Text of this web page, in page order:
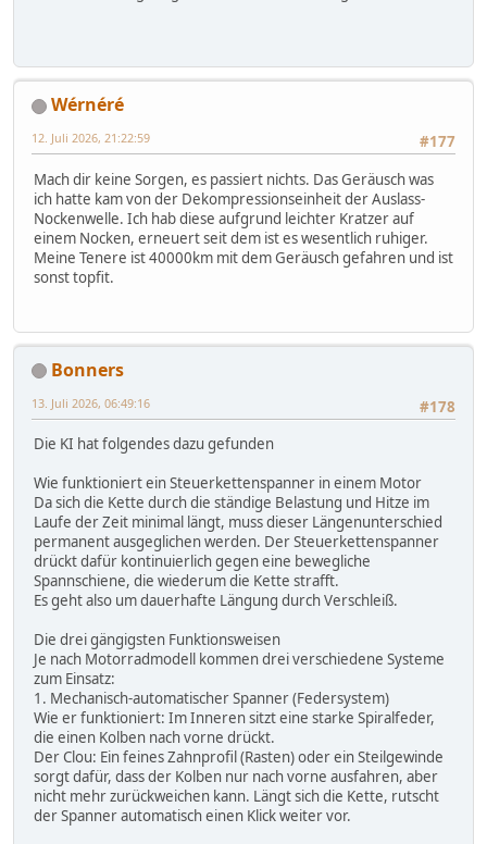
Wérnéré
#177
12. Juli 2026, 21:22:59
Mach dir keine Sorgen, es passiert nichts. Das Geräusch was
ich hatte kam von der Dekompressionseinheit der Auslass-
Nockenwelle. Ich hab diese aufgrund leichter Kratzer auf
einem Nocken, erneuert seit dem ist es wesentlich ruhiger.
Meine Tenere ist 40000km mit dem Geräusch gefahren und ist
sonst topfit.
Bonners
#178
13. Juli 2026, 06:49:16
Die KI hat folgendes dazu gefunden
Wie funktioniert ein Steuerkettenspanner in einem Motor
Da sich die Kette durch die ständige Belastung und Hitze im
Laufe der Zeit minimal längt, muss dieser Längenunterschied
permanent ausgeglichen werden. Der Steuerkettenspanner
drückt dafür kontinuierlich gegen eine bewegliche
Spannschiene, die wiederum die Kette strafft.
Es geht also um dauerhafte Längung durch Verschleiß.
Die drei gängigsten Funktionsweisen
Je nach Motorradmodell kommen drei verschiedene Systeme
zum Einsatz:
1. Mechanisch-automatischer Spanner (Federsystem)
Wie er funktioniert: Im Inneren sitzt eine starke Spiralfeder,
die einen Kolben nach vorne drückt.
Der Clou: Ein feines Zahnprofil (Rasten) oder ein Steilgewinde
sorgt dafür, dass der Kolben nur nach vorne ausfahren, aber
nicht mehr zurückweichen kann. Längt sich die Kette, rutscht
der Spanner automatisch einen Klick weiter vor.